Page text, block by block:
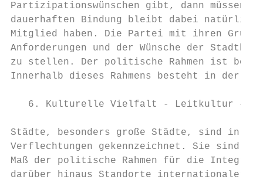
Partizipationswünschen gibt, dann müssen
dauerhaften Bindung bleibt dabei natürlich
Mitglied haben. Die Partei mit ihren
Anforderungen und der Wünsche der
zu stellen. Der politische Rahmen ist
Innerhalb dieses Rahmens besteht in der
6. Kulturelle Vielfalt - Leitkultur –
Städte, besonders große Städte, sind in
Verflechtungen gekennzeichnet. Sie sind
Maß der politische Rahmen für die
darüber hinaus Standorte internationaler